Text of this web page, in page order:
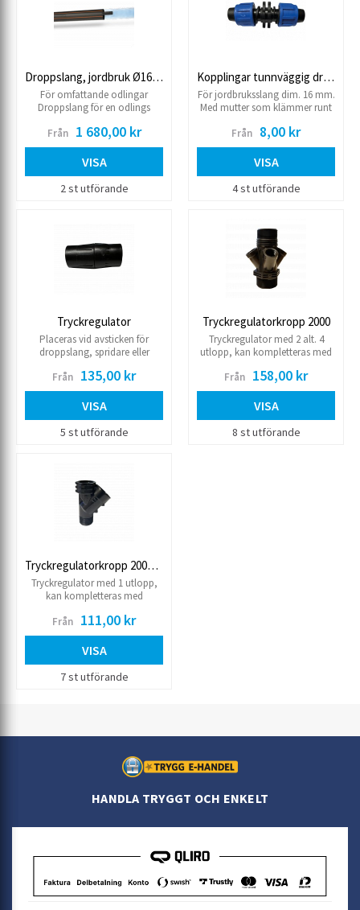
Droppslang, jordbruk Ø16, Streamline
För omfattande odlingar
Droppslang för en odlings
arbetstryck 1,2 bar Säljes endast
hel rulle
Från 1 680,00 kr
VISA
2 st utförande
Kopplingar tunnväggig droppslang
För jordbruksslang dim. 16 mm.
Med mutter som klämmer runt
Från 8,00 kr
VISA
4 st utförande
Tryckregulator
Placeras vid avsticken för
droppslang, spridare eller
Max inkommande tryck: 10 kg
Flöde: 0.08-1.0 M³/H
Från 135,00 kr
VISA
5 st utförande
Tryckregulatorkropp 2000
Tryckregulator med 2 alt. 4
utlopp, kan kompletteras med
arbetstryck: 10 kg
Från 158,00 kr
VISA
8 st utförande
Tryckregulatorkropp 2000 20R
Tryckregulator med 1 utlopp,
kan kompletteras med
arbetstryck: 10 kg Flöde: 1.2-4.5
M³/H Ansl. 20R
Från 111,00 kr
VISA
7 st utförande
HANDLA TRYGGT OCH ENKELT